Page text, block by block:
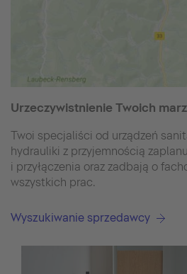
Urzeczywistnienie Twoich
Twoi specjaliści od urządzeń
hydrauliki z przyjemnością
i przyłączenia oraz zadbają o
wszystkich prac.
Wyszukiwanie sprzedawcy